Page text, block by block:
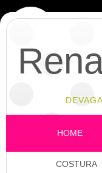
HOME
COSTURA